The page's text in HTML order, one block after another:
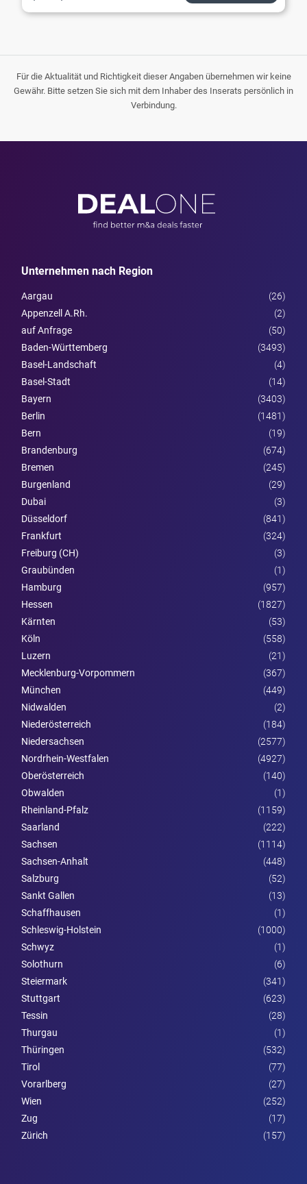
Für die Aktualität und Richtigkeit dieser Angaben übernehmen wir keine
Gewähr. Bitte setzen Sie sich mit dem Inhaber des Inserats persönlich in
Verbindung.
Unternehmen nach Region
Aargau
(26)
Appenzell A.Rh.
(2)
auf Anfrage
(50)
Baden-Württemberg
(3493)
Basel-Landschaft
(4)
Basel-Stadt
(14)
Bayern
(3403)
Berlin
(1481)
Bern
(19)
Brandenburg
(674)
Bremen
(245)
Burgen­land
(29)
Dubai
(3)
Düsseldorf
(841)
Frankfurt
(324)
Freiburg (CH)
(3)
Graubünden
(1)
Hamburg
(957)
Hessen
(1827)
Kärnten
(53)
Köln
(558)
Luzern
(21)
Mecklenburg-Vorpommern
(367)
München
(449)
Nidwalden
(2)
Nieder­österreich
(184)
Niedersachsen
(2577)
Nordrhein-Westfalen
(4927)
Ober­österreich
(140)
Obwalden
(1)
Rheinland-Pfalz
(1159)
Saarland
(222)
Sachsen
(1114)
Sachsen-Anhalt
(448)
Salzburg
(52)
Sankt Gallen
(13)
Schaffhausen
(1)
Schleswig-Holstein
(1000)
Schwyz
(1)
Solothurn
(6)
Steier­mark
(341)
Stuttgart
(623)
Tessin
(28)
Thurgau
(1)
Thüringen
(532)
Tirol
(77)
Vorarl­berg
(27)
Wien
(252)
Zug
(17)
Zürich
(157)